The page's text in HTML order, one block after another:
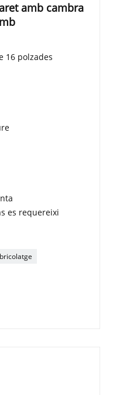
amb cambra
16 polzades
es requereixi